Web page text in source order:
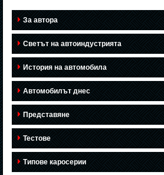
За автора
Светът на автоиндустрията
История на автомобила
Автомобилът днес
Представяне
Тестове
Типове каросерии